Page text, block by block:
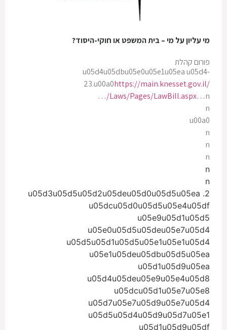
מי עליון על מי – בית המשפט או חוקי-היסוד?
פורום קהלת
u05d4u05dbu05e0u05e1u05ea u05d4-
23.u00a0https://main.knesset.gov.il/
…/Laws/Pages/LawBill.aspx…n
n
u00a0
n
n
n
n
n
2. u05d3u05d5u05d2u05deu05d0u05d5u05ea
u05dcu05d0u05d5u05e4u05df
u05e9u05d1u05d5
u05e0u05d5u05deu05e7u05d4
u05d5u05d1u05d5u05e1u05e1u05d4
u05e1u05deu05dbu05d5u05ea
u05d1u05d9u05ea
u05d4u05deu05e9u05e4u05d8
u05dcu05d1u05e7u05e8
u05d7u05e7u05d9u05e7u05d4
u05d5u05d4u05d9u05d7u05e1
u05d1u05d9u05df